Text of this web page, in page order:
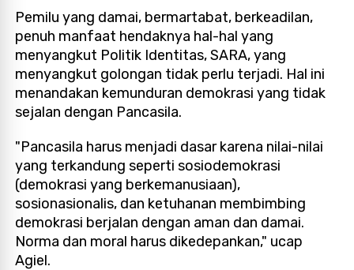
Pemilu yang damai, bermartabat, berkeadilan,
penuh manfaat hendaknya hal-hal yang
menyangkut Politik Identitas, SARA, yang
menyangkut golongan tidak perlu terjadi. Hal ini
menandakan kemunduran demokrasi yang tidak
sejalan dengan Pancasila.
"Pancasila harus menjadi dasar karena nilai-nilai
yang terkandung seperti sosiodemokrasi
(demokrasi yang berkemanusiaan),
sosionasionalis, dan ketuhanan membimbing
demokrasi berjalan dengan aman dan damai.
Norma dan moral harus dikedepankan," ucap
Agiel.